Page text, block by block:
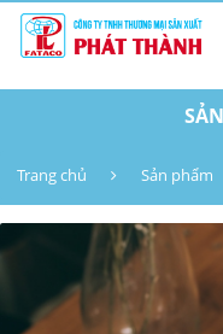
Trang chủ Sản phẩm